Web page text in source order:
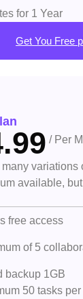
for 1 Year
Get You Free
/ Per
variations
available,
free access
of 5
backup 1GB
50 tasks